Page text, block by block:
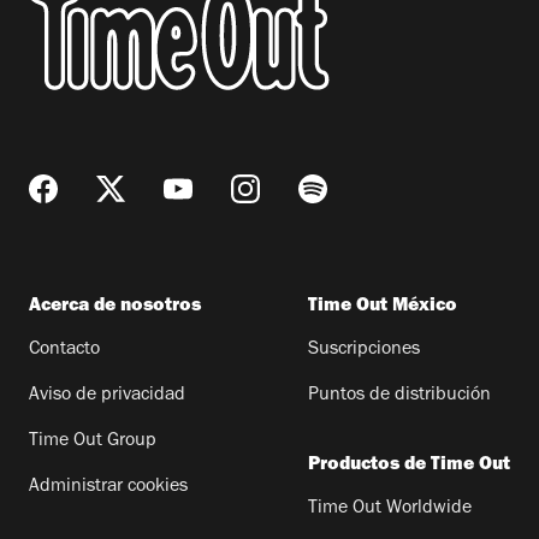
Acerca de nosotros
Contacto
Aviso de privacidad
Time Out Group
Administrar cookies
Time Out México
Suscripciones
Puntos de distribución
Productos de Time Out
Time Out Worldwide